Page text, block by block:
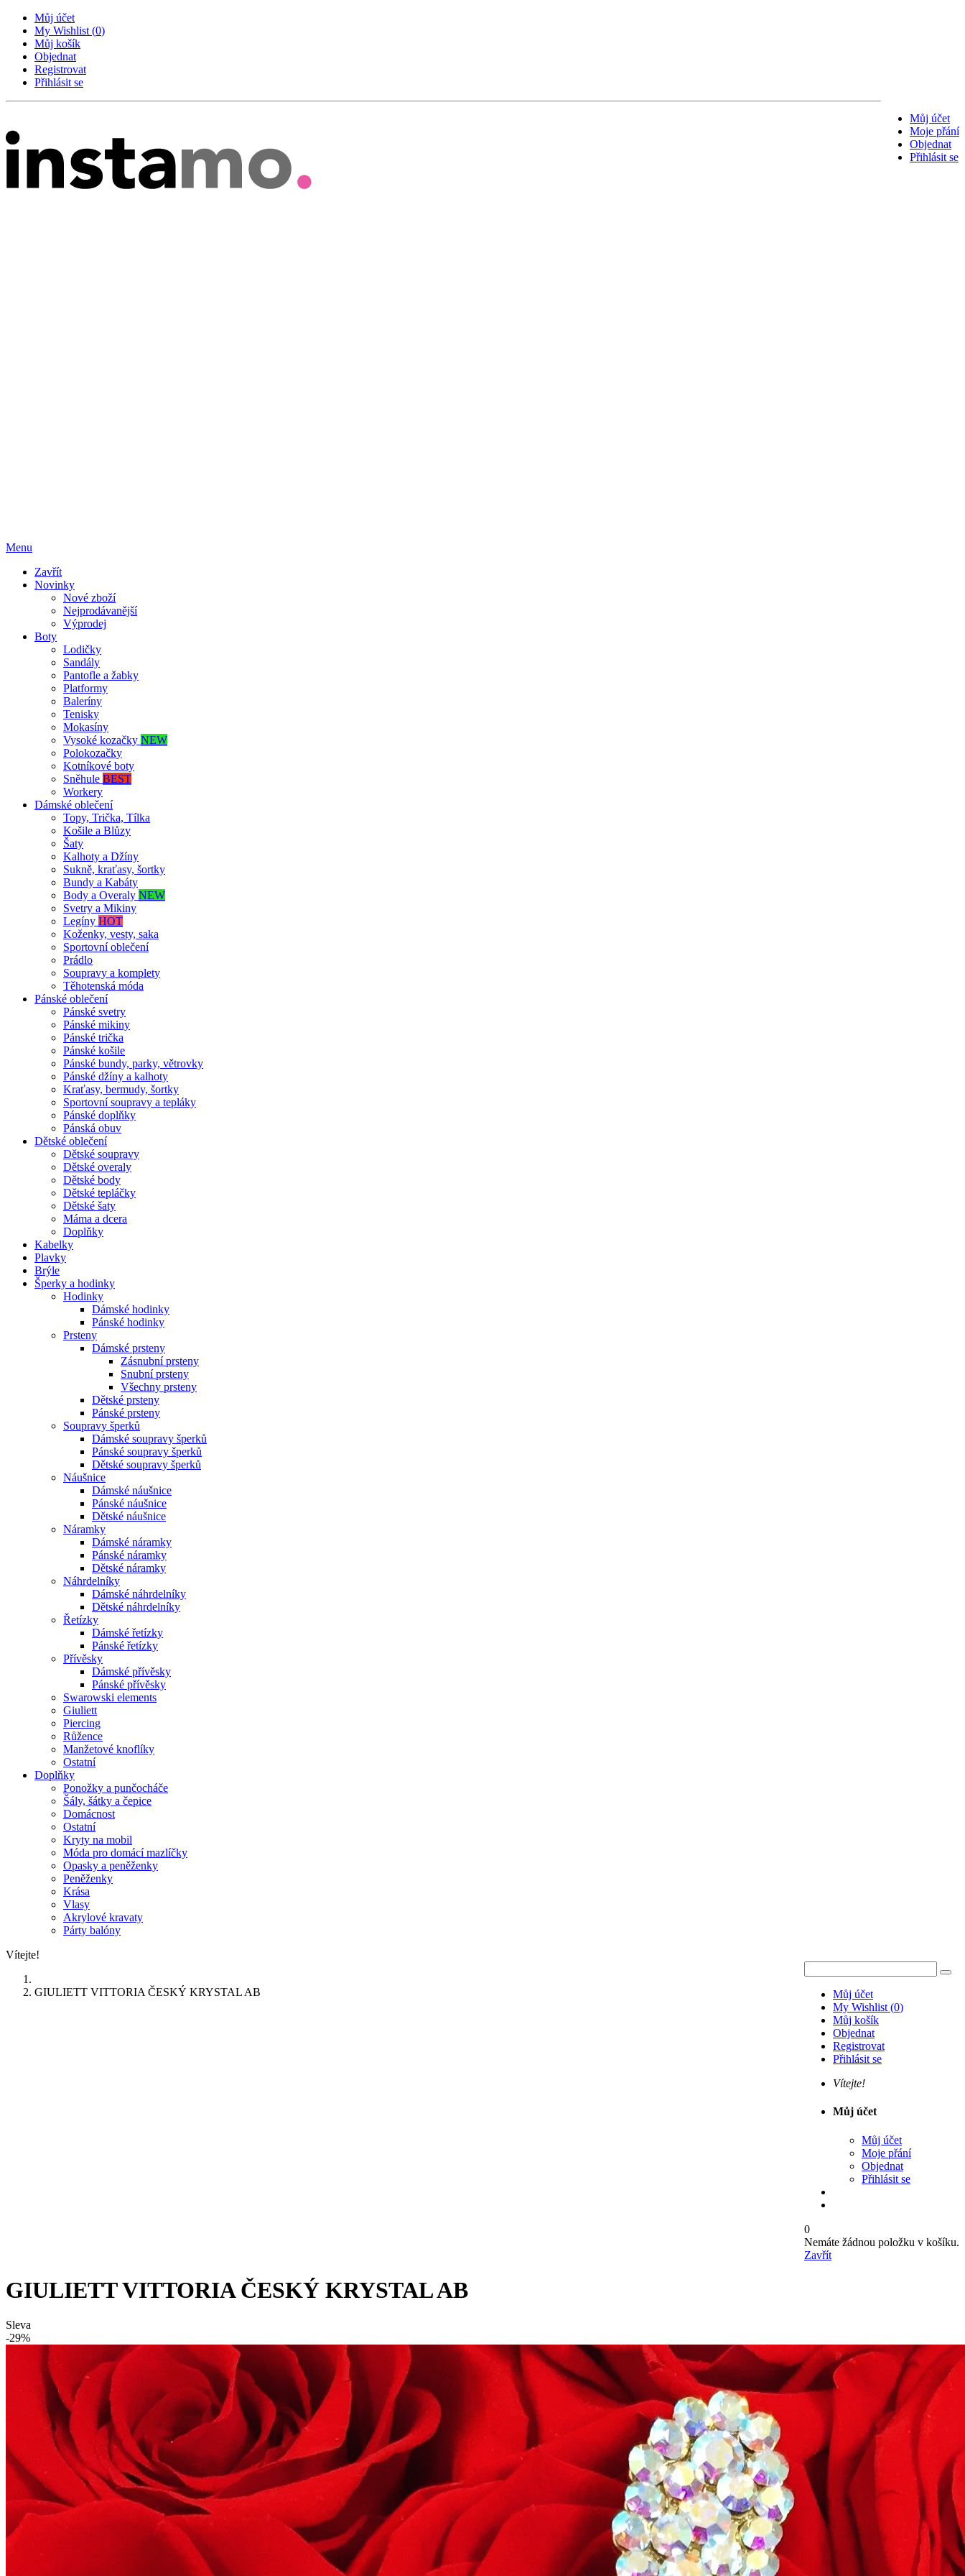
Můj účet
My Wishlist (0)
Můj košík
Objednat
Registrovat
Přihlásit se
Můj účet
Moje přání
Objednat
Přihlásit se
Menu
Zavřít
Novinky
Nové zboží
Nejprodávanější
Výprodej
Boty
Lodičky
Sandály
Pantofle a žabky
Platformy
Baleríny
Tenisky
Mokasíny
Vysoké kozačky NEW
Polokozačky
Kotníkové boty
Sněhule BEST
Workery
Dámské oblečení
Topy, Trička, Tílka
Košile a Blůzy
Šaty
Kalhoty a Džíny
Sukně, kraťasy, šortky
Bundy a Kabáty
Body a Overaly NEW
Svetry a Mikiny
Legíny HOT
Koženky, vesty, saka
Sportovní oblečení
Prádlo
Soupravy a komplety
Těhotenská móda
Pánské oblečení
Pánské svetry
Pánské mikiny
Pánské trička
Pánské košile
Pánské bundy, parky, větrovky
Pánské džíny a kalhoty
Kraťasy, bermudy, šortky
Sportovní soupravy a tepláky
Pánské doplňky
Pánská obuv
Dětské oblečení
Dětské soupravy
Dětské overaly
Dětské body
Dětské tepláčky
Dětské šaty
Máma a dcera
Doplňky
Kabelky
Plavky
Brýle
Šperky a hodinky
Hodinky
Dámské hodinky
Pánské hodinky
Prsteny
Dámské prsteny
Zásnubní prsteny
Snubní prsteny
Všechny prsteny
Dětské prsteny
Pánské prsteny
Soupravy šperků
Dámské soupravy šperků
Pánské soupravy šperků
Dětské soupravy šperků
Náušnice
Dámské náušnice
Pánské náušnice
Dětské náušnice
Náramky
Dámské náramky
Pánské náramky
Dětské náramky
Náhrdelníky
Dámské náhrdelníky
Dětské náhrdelníky
Řetízky
Dámské řetízky
Pánské řetízky
Přívěsky
Dámské přívěsky
Pánské přívěsky
Swarowski elements
Giuliett
Piercing
Růžence
Manžetové knoflíky
Ostatní
Doplňky
Ponožky a punčocháče
Šály, šátky a čepice
Domácnost
Ostatní
Kryty na mobil
Móda pro domácí mazlíčky
Opasky a peněženky
Peněženky
Krása
Vlasy
Akrylové kravaty
Párty balóny
Vítejte!
Můj účet
My Wishlist (0)
Můj košík
Objednat
Registrovat
Přihlásit se
Vítejte!
Můj účet
Můj účet
Moje přání
Objednat
Přihlásit se
0
Nemáte žádnou položku v košíku.
Zavřít
GIULIETT VITTORIA ČESKÝ KRYSTAL AB
GIULIETT VITTORIA ČESKÝ KRYSTAL AB
Sleva
-29%